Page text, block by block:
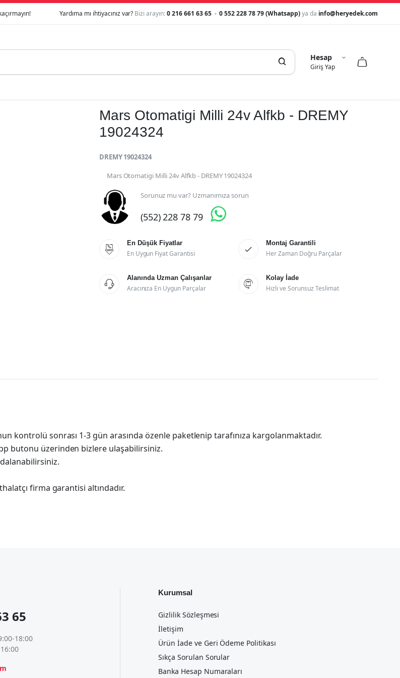
Yardıma mı ihtiyacınız var? Bizi arayın:0 216 661 63 65 -0 552 228 78 79 (Whatsapp)ya da info@heryedek.com
 Hesap
Giriş Yap
 
Mars Otomatigi Milli 24v Alfkb - DREMY
19024324
DREMY 19024324
Mars Otomatigi Milli 24v Alfkb - DREMY 19024324
Sorunuz mu var? Uzmanımıza sorun
(552) 228 78 79 

En Düşük Fiyatlar
En Uygun Fiyat Garantisi 
Montaj Garantili
Her Zaman Doğru Parçalar

Alanında Uzman Çalışanlar
Aracınıza En Uygun Parçalar 
Kolay İade
Hızlı ve Sorunsuz Teslimat
kontrolü sonrası 1-3 gün arasında özenle paketlenip tarafınıza kargolanmaktadır.
butonu üzerinden bizlere ulaşabilirsiniz.
firma garantisi altındadır.
65
18:00
Kurumsal
Gizlilik Sözleşmesi
İletişim
Ürün İade ve Geri Ödeme Politikası
Sıkça Sorulan Sorular
Banka Hesap Numaraları